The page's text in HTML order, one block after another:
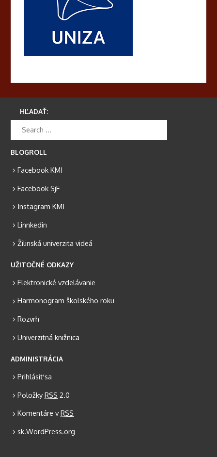
HĽADAŤ:
BLOGROLL
Facebook KMI
Facebook SjF
Instagram KMI
Linnkedin
Žilinská univerzita videá
UŽITOČNÉ ODKAZY
Elektronické vzdelávanie
Harmonogram školského roku
Rozvrh
Univerzitná knižnica
ADMINISTRÁCIA
Prihlásiť sa
PoložkyRSS 2.0
Komentáre vRSS
sk.WordPress.org